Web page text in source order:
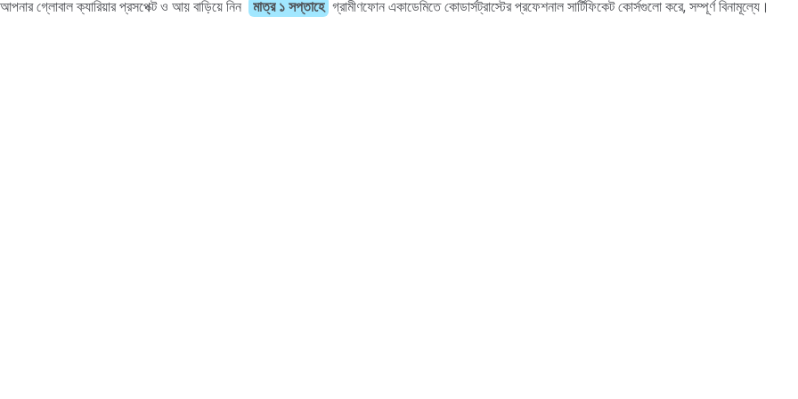
আপনার গ্লোবাল ক্যারিয়ার প্রসপেক্ট ও আয় বাড়িয়ে নিন মাত্র ১ সপ্তাহে গ্রামীণফোন একাডেমিতে কোডার্সট্রাস্টের প্রফেশনাল সার্টিফিকেট কোর্সগুলো করে, সম্পূর্ণ বিনামূল্যে।